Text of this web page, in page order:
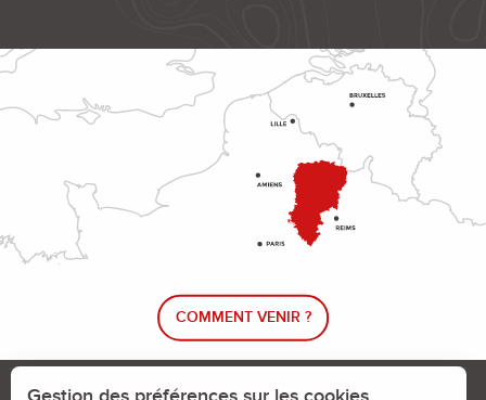
COMMENT VENIR ?
Le blog rando !